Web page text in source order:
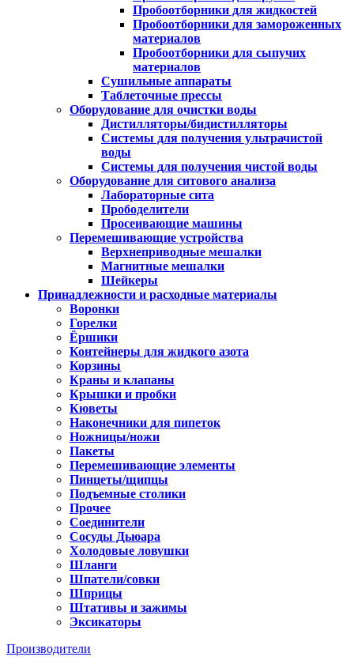
Пробоотборники для жидкостей
Пробоотборники для замороженных
материалов
Пробоотборники для сыпучих
материалов
Сушильные аппараты
Таблеточные прессы
Оборудование для очистки воды
Дистилляторы/бидистилляторы
Системы для получения ультрачистой
воды
Системы для получения чистой воды
Оборудование для ситового анализа
Лабораторные сита
Прободелители
Просеивающие машины
Перемешивающие устройства
Верхнеприводные мешалки
Магнитные мешалки
Шейкеры
Принадлежности и расходные материалы
Воронки
Горелки
Ёршики
Контейнеры для жидкого азота
Корзины
Краны и клапаны
Крышки и пробки
Кюветы
Наконечники для пипеток
Ножницы/ножи
Пакеты
Перемешивающие элементы
Пинцеты/щипцы
Подъемные столики
Прочее
Соединители
Сосуды Дьюара
Холодовые ловушки
Шланги
Шпатели/совки
Шприцы
Штативы и зажимы
Эксикаторы
Производители